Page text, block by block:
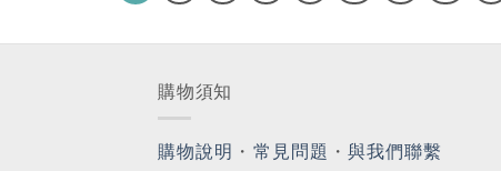
購物須知
購物說明 ・ 常見問題 ・與我們聯繫